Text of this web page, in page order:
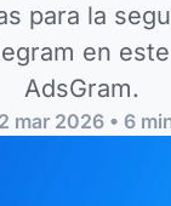
para la
en
AdsGram.
mar 2026• 6